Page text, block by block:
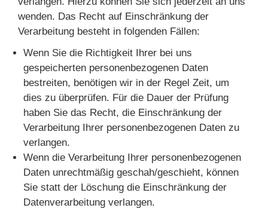
wenden. Das Recht auf Einschränkung der
Verarbeitung besteht in folgenden Fällen:
Wenn Sie die Richtigkeit Ihrer bei uns
gespeicherten personenbezogenen Daten
bestreiten, benötigen wir in der Regel Zeit, um
dies zu überprüfen. Für die Dauer der Prüfung
haben Sie das Recht, die Einschränkung der
Verarbeitung Ihrer personenbezogenen Daten zu
verlangen.
Wenn die Verarbeitung Ihrer personenbezogenen
Daten unrechtmäßig geschah/geschieht, können
Sie statt der Löschung die Einschränkung der
Datenverarbeitung verlangen.